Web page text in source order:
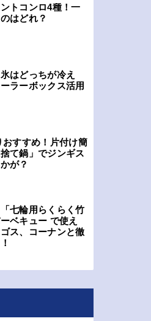
トコンロ4種！一
はどれ？
はどっちが冷え
ラーボックス活用
すすめ！片付け簡
て鍋」でジンギス
が？
七輪用らくらく竹
ベキュー で使え
ス、コーナンと徹